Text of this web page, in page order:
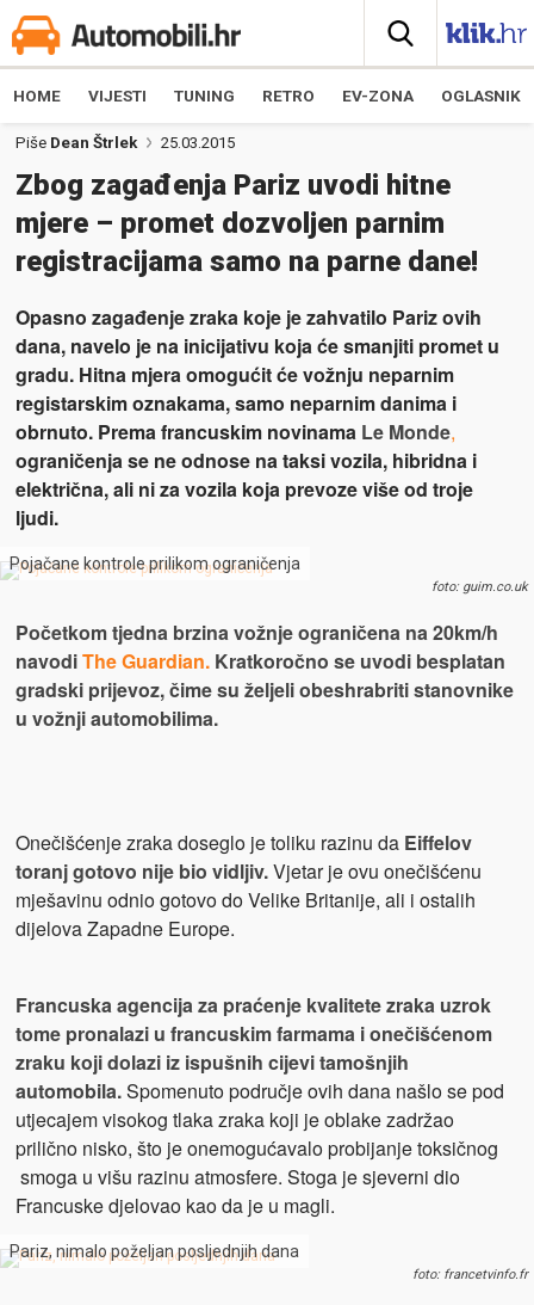
HOME VIJESTI TUNING RETRO EV-ZONA OGLASNIK
Piše Dean Štrlek 25.03.2015
Zbog zagađenja Pariz uvodi hitne
mjere – promet dozvoljen parnim
registracijama samo na parne dane!
Opasno zagađenje zraka koje je zahvatilo Pariz ovih
dana, navelo je na inicijativu koja će smanjiti promet u
gradu. Hitna mjera omogućit će vožnju neparnim
registarskim oznakama, samo neparnim danima i
obrnuto. Prema francuskim novinamaLe Monde,
ograničenja se ne odnose na taksi vozila, hibridna i
električna, ali ni za vozila koja prevoze više od troje
ljudi.
Pojačane kontrole prilikom ograničenja
foto: guim.co.uk
Početkom tjedna brzina vožnje ograničena na 20km/h
navodiThe Guardian.Kratkoročno se uvodi besplatan
gradski prijevoz, čime su željeli obeshrabriti stanovnike
u vožnji automobilima.
Onečišćenje zraka doseglo je toliku razinu da Eiffelov
toranj gotovo nije bio vidljiv.Vjetar je ovu onečišćenu
mješavinu odnio gotovo do Velike Britanije, ali i ostalih
dijelova Zapadne Europe.
Francuska agencija za praćenje kvalitete zraka uzrok
tome pronalazi u francuskim farmama i onečišćenom
zraku koji dolazi iz ispušnih cijevi tamošnjih
automobila.Spomenuto područje ovih dana našlo se pod
utjecajem visokog tlaka zraka koji je oblake zadržao
prilično nisko, što je onemogućavalo probijanje toksičnog
smoga u višu razinu atmosfere. Stoga je sjeverni dio
Francuske djelovao kao da je u magli.
Pariz, nimalo poželjan posljednjih dana
foto: francetvinfo.fr